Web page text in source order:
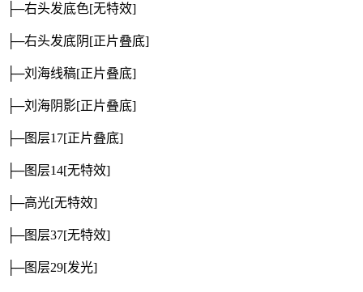
├─右头发底色[无特效]
├─右头发底阴 [正片叠底]
├─刘海线稿[正片叠底]
├─刘海阴影[正片叠底]
├─图层17[正片叠底]
├─图层14[无特效]
├─高光[无特效]
├─图层37[无特效]
├─图层29[发光]